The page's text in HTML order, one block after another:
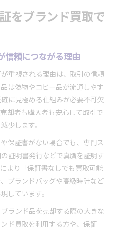
をブランド買取で
信頼につながる理由
重視される理由は、取引の信頼
は偽物やコピー品が流通しやす
に見極める仕組みが必要不可欠
却者も購入者も安心して取引で
少します。
保証書がない場合でも、専門ス
証明書発行などで真贋を証明す
より「保証書なしでも買取可能
ブランドバッグや高級時計など
しています。
ランド品を売却する際の大きな
ド買取を利用する方や、保証